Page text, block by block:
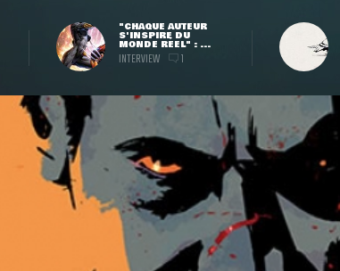
"CHAQUE AUTEUR
S'INSPIRE DU
MONDE RÉEL" : ...
INTERVIEW 1